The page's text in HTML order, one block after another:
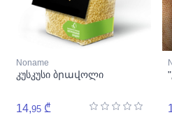
Noname
კუსკუსი ბրավოლი
14,95 ₾